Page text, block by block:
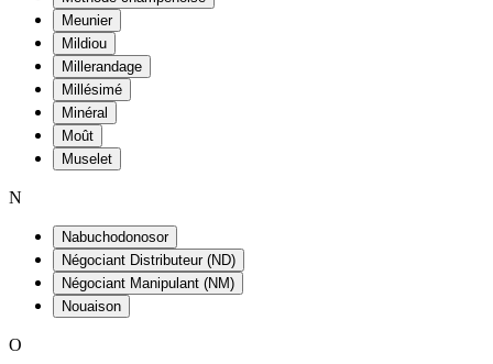
Meunier
Mildiou
Millerandage
Millésimé
Minéral
Moût
Muselet
N
Nabuchodonosor
Négociant Distributeur (ND)
Négociant Manipulant (NM)
Nouaison
O